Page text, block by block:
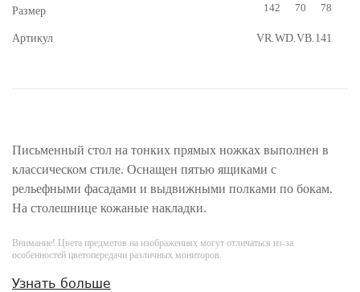
Размер 142 70 78
Артикул VR.WD.VB.141
Письменный стол на тонких прямых ножках выполнен в
классическом стиле. Оснащен пятью ящиками с
рельефными фасадами и выдвижными полками по бокам.
На столешнице кожаные накладки.
Внимание! Цвета предметов на изображениях могут отличаться из-за
особенностей цветопередачи различных мониторов.
Узнать больше